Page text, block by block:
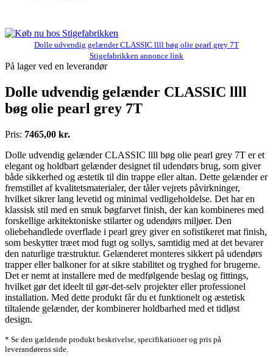
Dolle udvendig gelænder CLASSIC llll bøg olie pearl grey 7T
Stigefabrikken annonce link
På lager ved en leverandør
Dolle udvendig gelænder CLASSIC llll
bøg olie pearl grey 7T
Pris: 7465,00 kr.
Dolle udvendig gelænder CLASSIC llll bøg olie pearl grey 7T er et
elegant og holdbart gelænder designet til udendørs brug, som giver
både sikkerhed og æstetik til din trappe eller altan. Dette gelænder er
fremstillet af kvalitetsmaterialer, der tåler vejrets påvirkninger,
hvilket sikrer lang levetid og minimal vedligeholdelse. Det har en
klassisk stil med en smuk bøgfarvet finish, der kan kombineres med
forskellige arkitektoniske stilarter og udendørs miljøer. Den
oliebehandlede overflade i pearl grey giver en sofistikeret mat finish,
som beskytter træet mod fugt og sollys, samtidig med at det bevarer
den naturlige træstruktur. Gelænderet monteres sikkert på udendørs
trapper eller balkoner for at sikre stabilitet og tryghed for brugerne.
Det er nemt at installere med de medfølgende beslag og fittings,
hvilket gør det ideelt til gør-det-selv projekter eller professionel
installation. Med dette produkt får du et funktionelt og æstetisk
tiltalende gelænder, der kombinerer holdbarhed med et tidløst
design.
* Se den gældende produkt beskrivelse, specifikationer og pris på
leverandørens side.